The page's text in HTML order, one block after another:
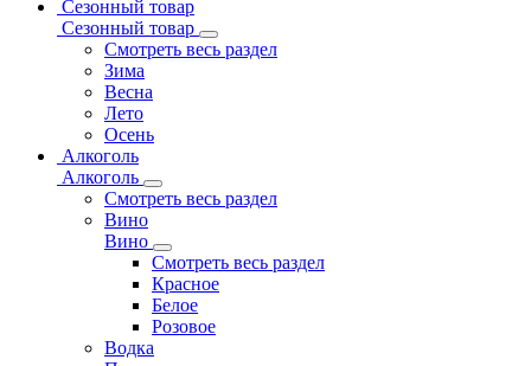
Сезонный товар
Сезонный товар
Смотреть весь раздел
Зима
Весна
Лето
Осень
Алкоголь
Алкоголь
Смотреть весь раздел
Вино
Вино
Смотреть весь раздел
Красное
Белое
Розовое
Водка